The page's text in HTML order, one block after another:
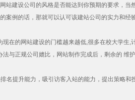
建设公司的风格是否能达到你预期的要求，当
例的话，那就可以认可该建站公司的实力和经验
现在的 网站建设的门槛越来越低,很多在校大学生,
与正规公司媲比，网站制作完成后，剩余的 维护
名提升能力，吸引访客入站的能力，提出策略